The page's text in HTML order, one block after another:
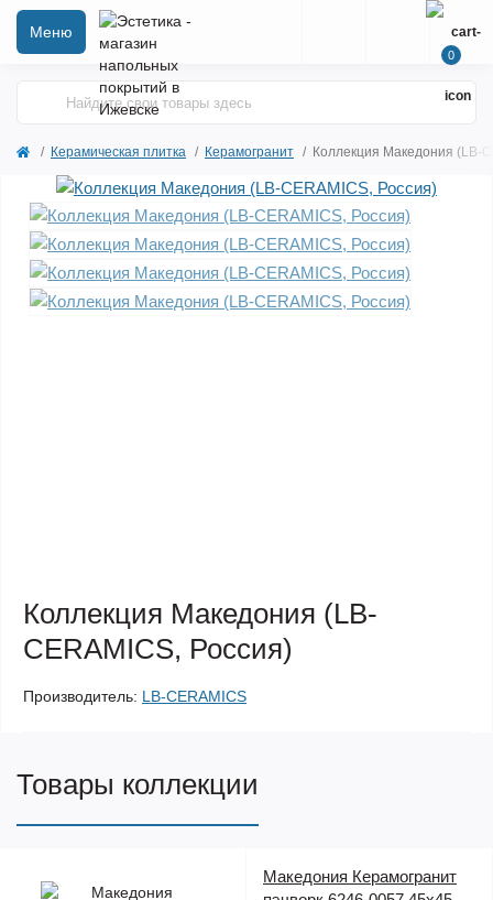
Меню
0
Керамическая плитка Керамогранит Коллекция Македония (LB-
Коллекция Македония (LB-
CERAMICS, Россия)
Производитель: LB-CERAMICS
Товары коллекции
Македония Керамогранит